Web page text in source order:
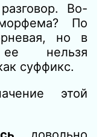
Во-
По
но в
нельзя
суффикс.
этой